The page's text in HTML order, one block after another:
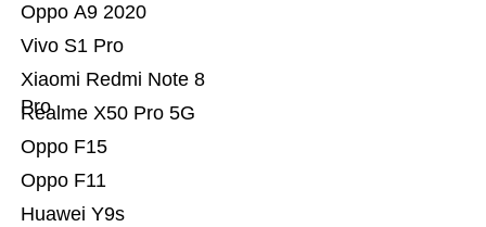
Huawei Y9s
Oppo F11
Oppo F15
Realme X50 Pro 5G
Xiaomi Redmi Note 8
Pro
Vivo S1 Pro
Oppo A9 2020